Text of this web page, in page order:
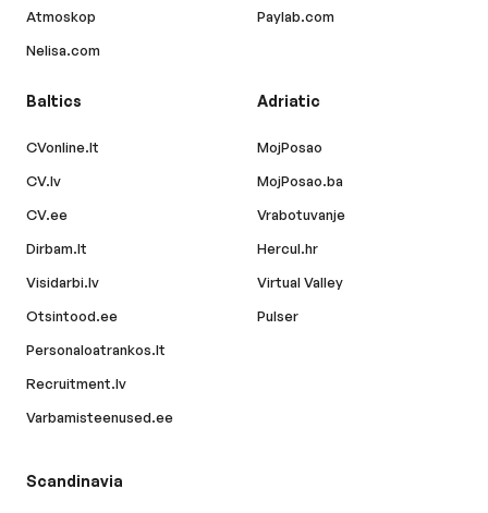
Atmoskop
Nelisa.com
Paylab.com
Baltics
CVonline.lt
CV.lv
CV.ee
Dirbam.lt
Visidarbi.lv
Otsintood.ee
Personaloatrankos.lt
Recruitment.lv
Varbamisteenused.ee
Adriatic
MojPosao
MojPosao.ba
Vrabotuvanje
Hercul.hr
Virtual Valley
Pulser
Scandinavia